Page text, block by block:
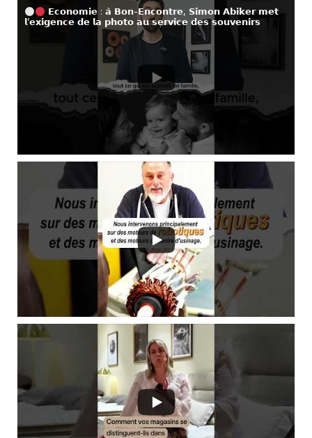
𝗘𝗰𝗼𝗻𝗼𝗺𝗶𝗲 : 𝗮̀ 𝗕𝗼𝗻-𝗘𝗻𝗰𝗼𝗻𝘁𝗿𝗲, 𝗦𝗶𝗺𝗼𝗻 𝗔𝗯𝗶𝗸𝗲𝗿 𝗺𝗲𝘁
𝗹’𝗲𝘅𝗶𝗴𝗲𝗻𝗰𝗲 𝗱𝗲 𝗹𝗮 𝗽𝗵𝗼𝘁𝗼 𝗮𝘂 𝘀𝗲𝗿𝘃𝗶𝗰𝗲 𝗱𝗲𝘀 𝘀𝗼𝘂𝘃𝗲𝗻𝗶𝗿𝘀